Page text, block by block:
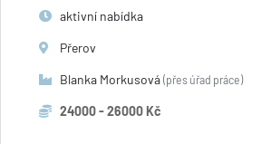
aktivní nabídka
Přerov
Blanka Morkusová (přes úřad práce)
24000 - 26000 Kč